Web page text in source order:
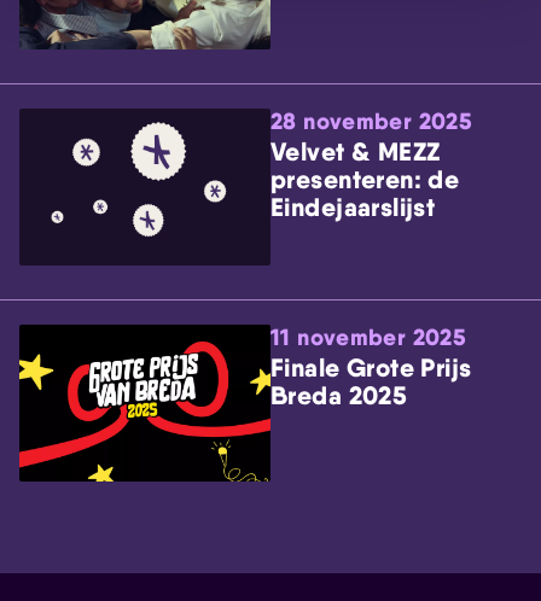
28 november 2025
Velvet & MEZZ
presenteren: de
Eindejaarslijst
11 november 2025
Finale Grote Prijs
Breda 2025